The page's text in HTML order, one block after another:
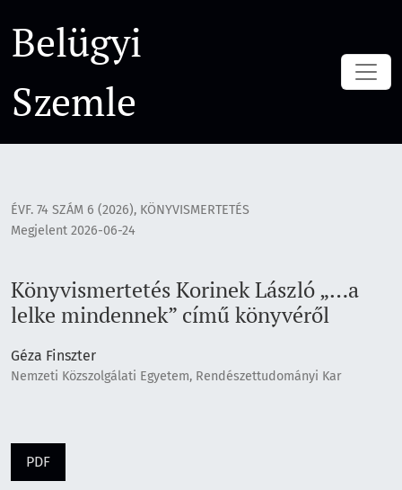
Belügyi
Szemle
ÉVF. 74 SZÁM 6 (2026), KÖNYVISMERTETÉS
Könyvismertetés Korinek László „…a
lelke mindennek” című könyvéről
Megjelent 2026-06-24
Géza Finszter
Nemzeti Közszolgálati Egyetem, Rendészettudományi Kar
PDF